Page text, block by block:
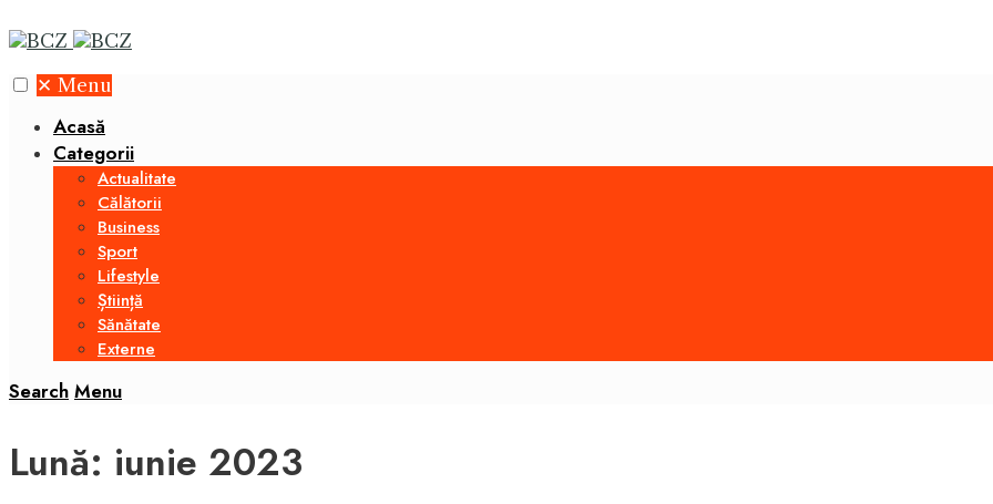
✕ Menu
Acasă
Categorii
Actualitate
Călătorii
Business
Sport
Lifestyle
Știință
Sănătate
Externe
Search Menu
Lună: iunie 2023